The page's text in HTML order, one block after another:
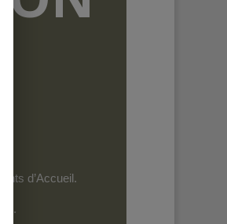
d’Accueil.